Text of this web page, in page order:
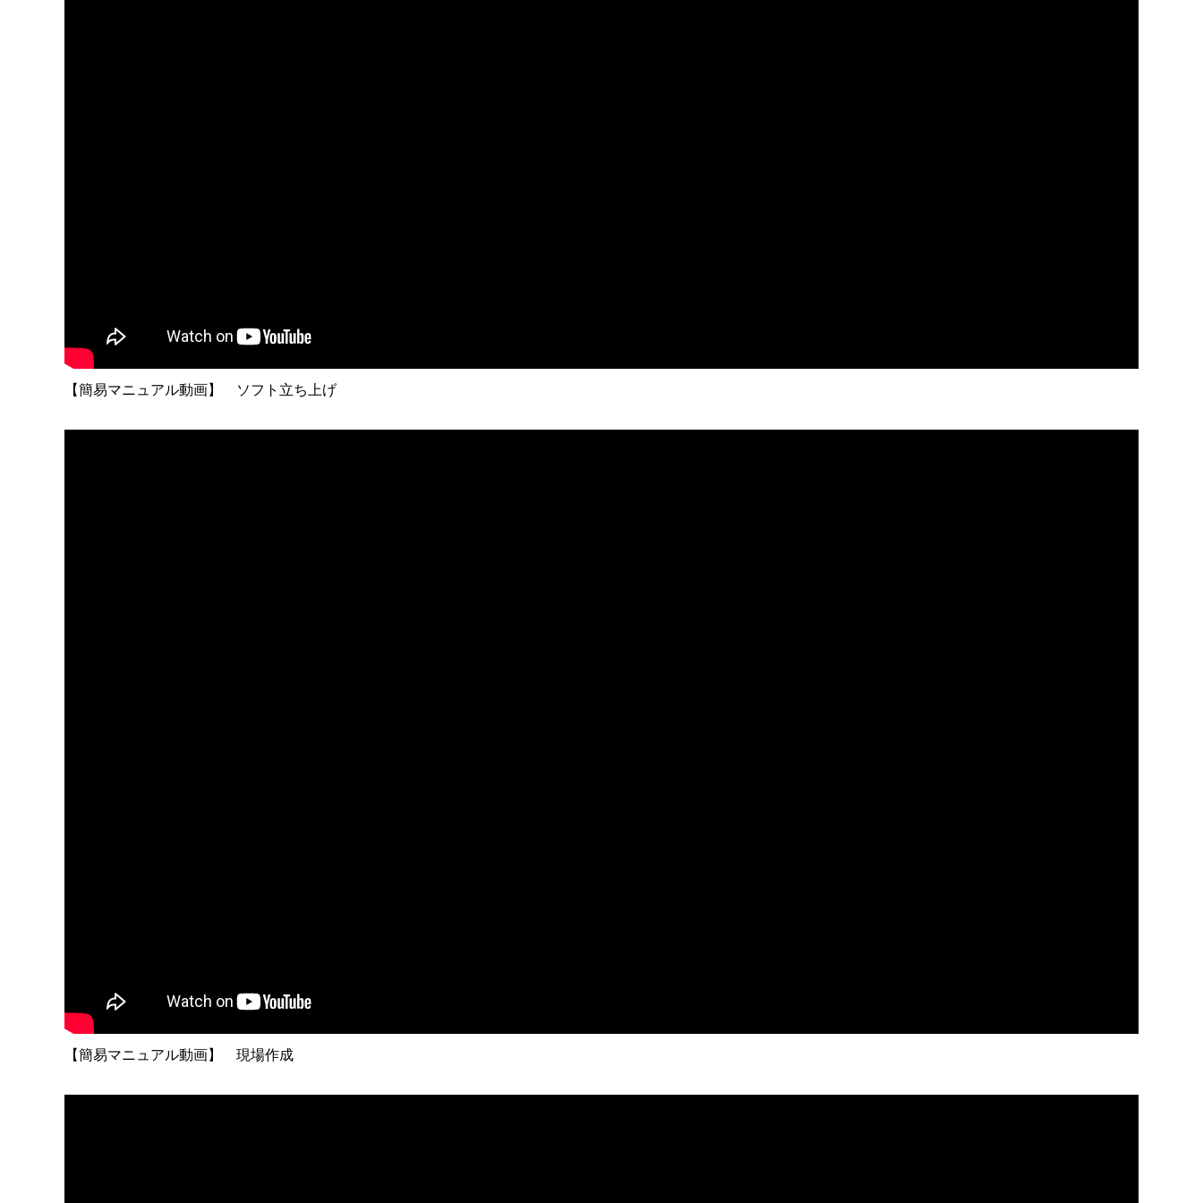
【簡易マニュアル動画】 ソフト立ち上げ
【簡易マニュアル動画】 現場作成